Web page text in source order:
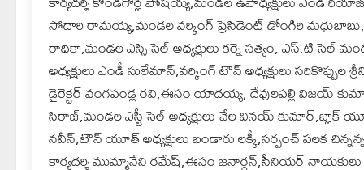
సోదారి రామయ్య,మండల వర్కింగ్ ప్రెసిడెంట్ డోంగిరి మధుబాబు,
రాధికా,మండల ఎస్సి సెల్ అధ్యక్షులు కర్నె సత్యం, ఎస్.టి సెల్
అధ్యక్షులు ఎండీ సులేమాన్,వర్కింగ్ టౌన్ అధ్యక్షులు
డైరెక్టర్ వంగపండ్ల రవి,ఈసం యాదయ్య, దేవులపల్లి విజయ్
సిరాజ్,మండల ఎస్టీ సెల్ అధ్యక్షులు చేల వినయ్ కుమార్,బ్లాక్
నవీన్,టౌన్ యూత్ అధ్యక్షులు బండారు లక్కీ,సర్పంచ్ పలక
కార్యదర్శి ముమ్మానేని రమేష్,ఈసం జనార్దన్,సీనియర్